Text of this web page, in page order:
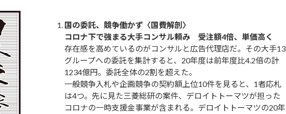
国の委託、競争働かず〈国費解剖〉
コロナ下で強まる大手コンサル頼み 受注額4倍、単価高く
存在感を高めているのがコンサルと広告代理店だ。その大手13
グループへの委託を集計すると、20年度は前年度比4.2倍の計
1234億円。委託全体の2割を超えた。
一般競争入札や企画競争の契約額上位10件を見ると、1者応札
は4つ。先に見た三菱総研の案件、デロイトトーマツが担った
コロナの一時支援金事業が含まれる。デロイトトーマツの20年